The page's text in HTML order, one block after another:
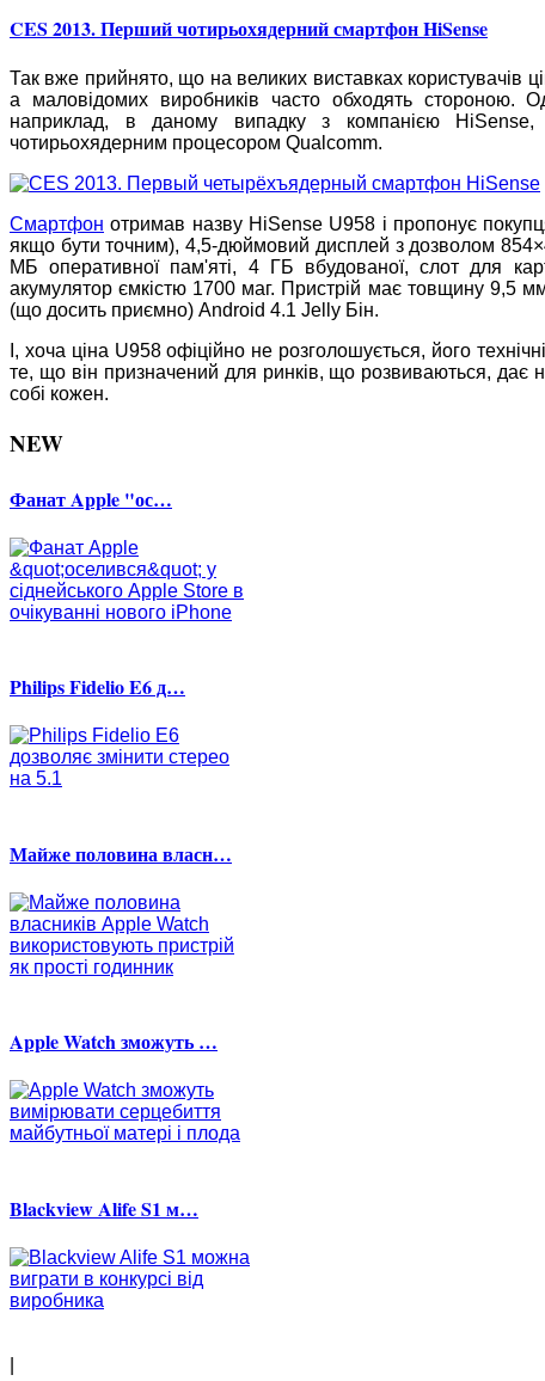
CES 2013. Перший чотирьохядерний смартфон HiSense
Так вже прийнято, що на великих виставках користувачів
а маловідомих виробників часто обходять стороною.
наприклад, в даному випадку з компанією HiSense,
чотирьохядерним процесором Qualcomm.
Смартфон отримав назву HiSense U958 і пропонує
якщо бути точним), 4,5-дюймовий дисплей з дозволом
МБ оперативної пам'яті, 4 ГБ вбудованої, слот для
акумулятор ємкістю 1700 маг. Пристрій має товщину 9,5
(що досить приємно) Android 4.1 Jelly Бін.
І, хоча ціна U958 офіційно не розголошується, його
те, що він призначений для ринків, що розвиваються, дає
собі кожен.
NEW
Фанат Apple "ос…
Philips Fidelio E6 д…
Майже половина власн…
Apple Watch зможуть …
Blackview Alife S1 м…